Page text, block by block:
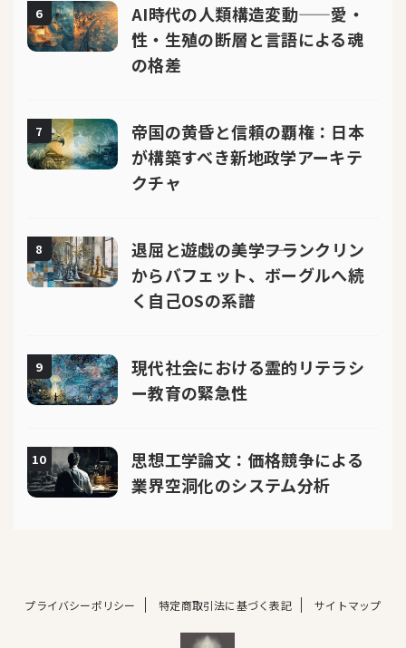
6
AI時代の人類構造変動——愛・
性・生殖の断層と言語による魂
の格差
7
帝国の黄昏と信頼の覇権：日本
が構築すべき新地政学アーキテ
クチャ
8
退屈と遊戯の美学――フランクリン
からバフェット、ボーグルへ続
く自己OSの系譜
9
現代社会における霊的リテラシ
ー教育の緊急性
10
思想工学論文：価格競争による
業界空洞化のシステム分析
プライバシーポリシー 特定商取引法に基づく表記 サイトマップ